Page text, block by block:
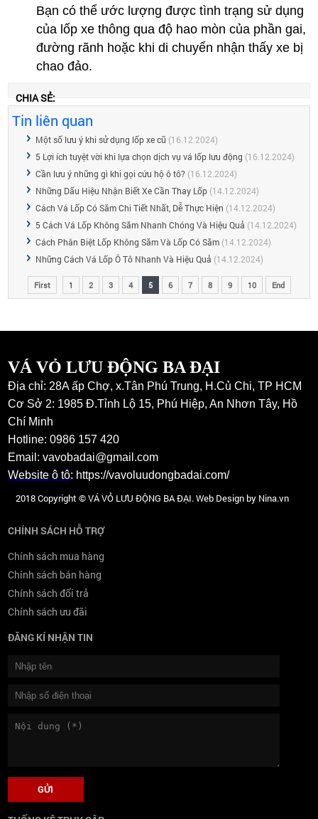
Bạn có thể ước lượng được tình trạng sử dụng
của lốp xe thông qua độ hao mòn của phần gai,
đường rãnh hoặc khi di chuyển nhận thấy xe bị
chao đảo.
CHIA SẺ:
Tin liên quan
Một số lưu ý khi sử dụng lốp xe cũ (16.12.2024)
5 Lợi ích tuyệt vời khi lựa chọn dịch vụ vá lốp lưu động (16.12.2024)
Cần lưu ý những gì khi gọi cứu hộ ô tô? (16.12.2024)
Những Dấu Hiệu Nhận Biết Xe Cần Thay Lốp (14.12.2024)
Cách Vá Lốp Có Săm Chi Tiết Nhất, Dễ Thực Hiện (14.12.2024)
5 Cách Vá Lốp Không Săm Nhanh Chóng Và Hiệu Quả (14.12.2024)
Cách Phân Biệt Lốp Không Săm Và Lốp Có Săm (14.12.2024)
Những Cách Vá Lốp Ô Tô Nhanh Và Hiệu Quả (14.12.2024)
First 1 2 3 4 5 6 7 8 9 10 End
VÁ VỎ LƯU ĐỘNG BA ĐẠI
Địa chỉ: 28A ấp Chợ, x.Tân Phú Trung, H.Củ Chi, TP HCM
Cơ Sở 2: 1985 Đ.Tỉnh Lộ 15, Phú Hiệp, An Nhơn Tây, Hồ
Chí Minh
Hotline: 0986 157 420
Email: vavobadai@gmail.com
Website ô tô: https://vavoluudongbadai.com/
2018 Copyright © VÁ VỎ LƯU ĐỘNG BA ĐẠI. Web Design by Nina.vn
CHÍNH SÁCH HỖ TRỢ
Chính sách mua hàng
Chính sách bán hàng
Chính sách đổi trả
Chính sách ưu đãi
ĐĂNG KÍ NHẬN TIN